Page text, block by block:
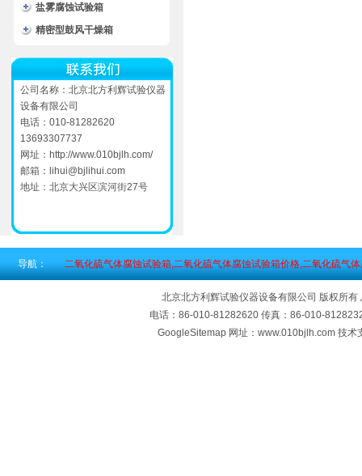
盐雾腐蚀试验箱
精密型鼓风干燥箱
公司名称：北京北方利辉试验仪器
设备有限公司
电话：010-81282620
13693307737
网址： http://www.010bjlh.com/
邮箱： lihui@bjlihui.com
地址：北京大兴区滨河街27号
导航： 二氧化硫气体腐蚀试验箱,二氧化硫气体腐蚀试验箱价格,二氧化硫气
北京北方利辉试验仪器设备有限公司 版权所有
电话：86-010-81282620 传真：86-010-
GoogleSitemap 网址：www.010bjlh.com 技